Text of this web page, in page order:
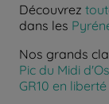
Découvrez
dans les
Nos grands
Pic du Midi
GR10 en